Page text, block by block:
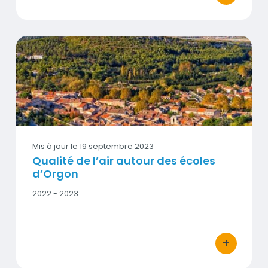
Qualité de l’air autour des écoles d’Orgon
Vignette
Mis à jour le 19 septembre 2023
Qualité de l’air autour des écoles
d’Orgon
Date
2022 - 2023
+
bouton